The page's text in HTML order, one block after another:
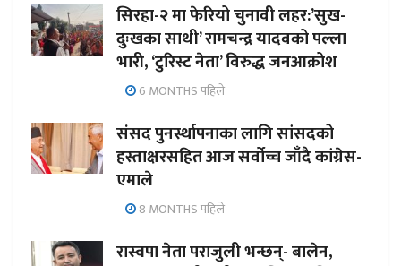
सिरहा-२ मा फेरियो चुनावी लहर:’सुख-
दुःखका साथी’ रामचन्द्र यादवको पल्ला
भारी, ‘टुरिस्ट नेता’ विरुद्ध जनआक्रोश
6 MONTHS पहिले
संसद पुनर्स्थापनाका लागि सांसदको
हस्ताक्षरसहित आज सर्वोच्च जाँदै कांग्रेस-
एमाले
8 MONTHS पहिले
रास्वपा नेता पराजुली भन्छन्- बालेन,